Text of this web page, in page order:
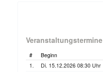
Veranstaltungstermine
# Beginn
1.
Di. 15.12.2026 08:30 Uhr